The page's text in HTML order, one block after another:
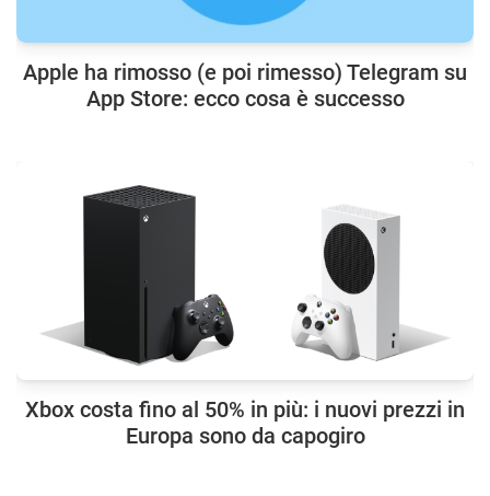
Apple ha rimosso (e poi rimesso) Telegram su
App Store: ecco cosa è successo
Xbox costa fino al 50% in più: i nuovi prezzi in
Europa sono da capogiro